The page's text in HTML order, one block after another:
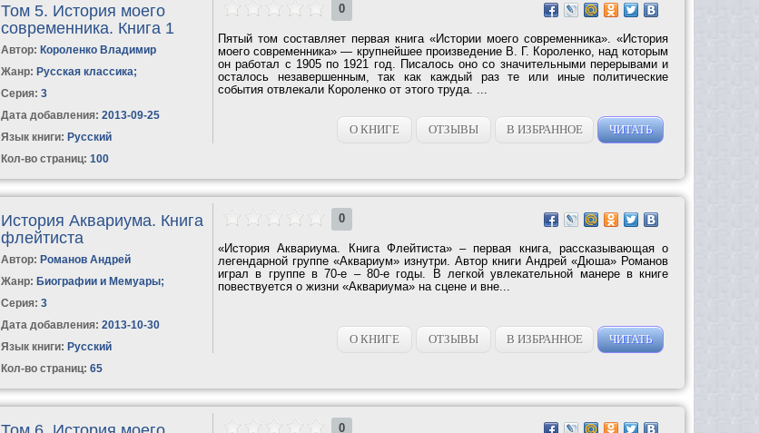
Том 5. История моего
современника. Книга 1
Автор: Короленко Владимир
Жанр: Русская классика;
Серия:3
Дата добавления: 2013-09-25
Язык книги: Русский
Кол-во страниц: 100
0
Пятый том составляет первая книга «Истории моего современника». «История
моего современника» — крупнейшее произведение В. Г. Короленко, над которым
он работал с 1905 по 1921 год. Писалось оно со значительными перерывами и
осталось незавершенным, так как каждый раз те или иные политические
события отвлекали Короленко от этого труда. ...
О КНИГЕ ОТЗЫВЫ В ИЗБРАННОЕ ЧИТАТЬ
История Аквариума. Книга
флейтиста
Автор: Романов Андрей
Жанр: Биографии и Мемуары;
Серия:3
Дата добавления: 2013-10-30
Язык книги: Русский
Кол-во страниц: 65
0
«История Аквариума. Книга Флейтиста» – первая книга, рассказывающая о
легендарной группе «Аквариум» изнутри. Автор книги Андрей «Дюша» Романов
играл в группе в 70-е – 80-е годы. В легкой увлекательной манере в книге
повествуется о жизни «Аквариума» на сцене и вне...
О КНИГЕ ОТЗЫВЫ В ИЗБРАННОЕ ЧИТАТЬ
0